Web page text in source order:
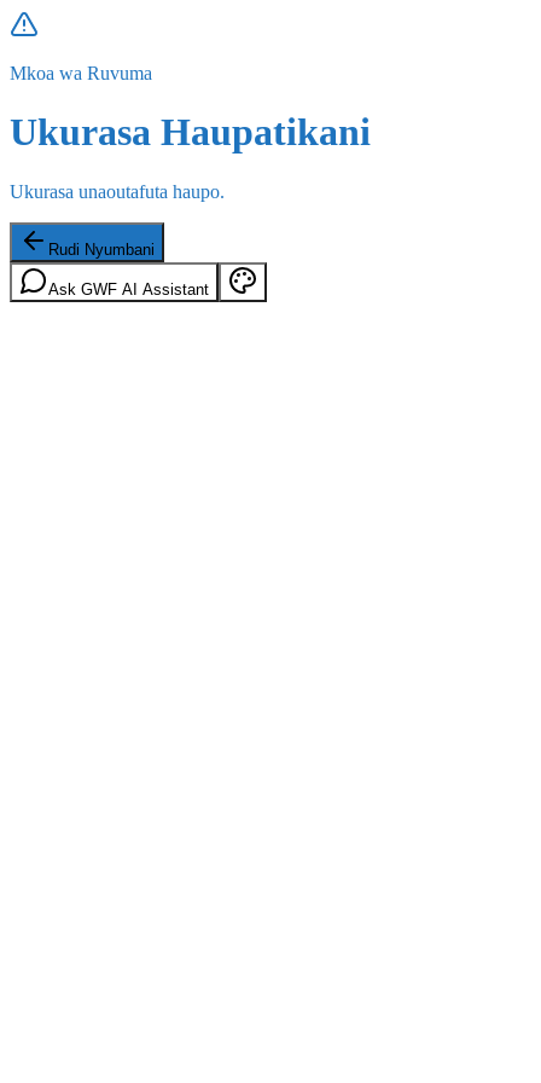
Mkoa wa Ruvuma
Ukurasa Haupatikani
Ukurasa unaoutafuta haupo.
Rudi Nyumbani
Ask GWF AI Assistant